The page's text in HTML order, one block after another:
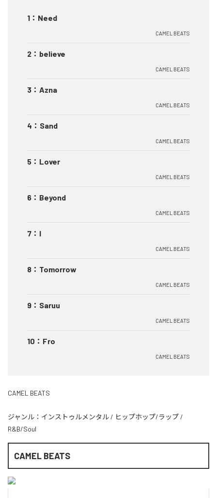
1 ： Need
CAMEL BEATS
2 ： believe
CAMEL BEATS
3 ： Azna
CAMEL BEATS
4 ： Sand
CAMEL BEATS
5 ： Lover
CAMEL BEATS
6 ： Beyond
CAMEL BEATS
7 ： I
CAMEL BEATS
8 ： Tomorrow
CAMEL BEATS
9 ： Saruu
CAMEL BEATS
10 ： Fro
CAMEL BEATS
CAMEL BEATS
ジャンル： インストゥルメンタル / ヒップホップ/ラップ /
R&B/Soul
CAMEL BEATS